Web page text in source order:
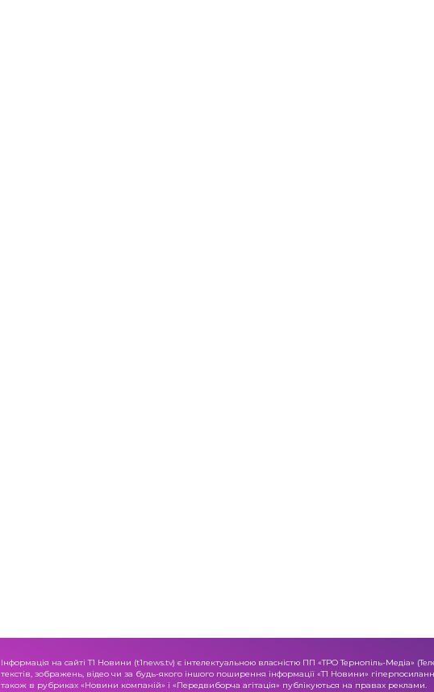
Інформація на сайті Т1 Новини (t1news.tv) є інтелектуальною власністю ПП «ТРО Тернопіль-Медіа»
текстів, зображень, відео чи за будь-якого іншого поширення інформації «Т1 Новини»
також в рубриках «Новини компаній» і «Передвиборча агітація» публікуються на правах реклами.